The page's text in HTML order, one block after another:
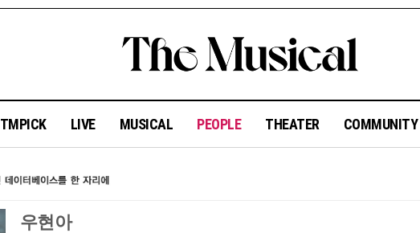
TMPICK LIVE MUSICAL PEOPLE THEATER COMMUNITY
우현아